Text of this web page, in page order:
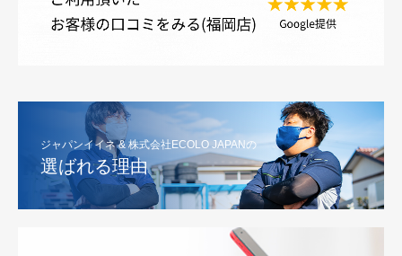
ジャパンイイネ & 株式会社ECOLO JAPANの
選ばれる理由